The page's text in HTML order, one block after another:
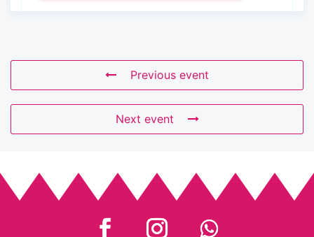
Previous event
Next event